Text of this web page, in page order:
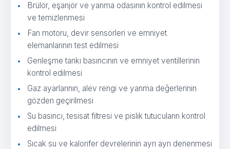
Brülör, eşanjör ve yanma odasının kontrol edilmesi
ve temizlenmesi
Fan motoru, devir sensörleri ve emniyet
elemanlarının test edilmesi
Genleşme tankı basıncının ve emniyet ventillerinin
kontrol edilmesi
Gaz ayarlarının, alev rengi ve yanma değerlerinin
gözden geçirilmesi
Su basıncı, tesisat filtresi ve pislik tutucuların kontrol
edilmesi
Sıcak su ve kalorifer devrelerinin ayrı ayrı denenmesi